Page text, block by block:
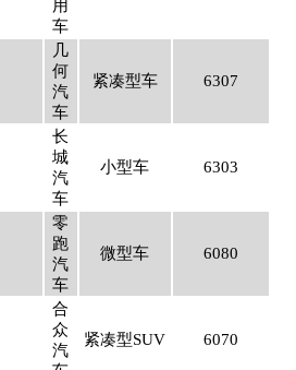
用
车
几
何
汽
车
紧凑型车 6307
长
城
汽
车
小型车 6303
零
跑
汽
车
微型车 6080
合
众
汽
紧凑型SUV 6070